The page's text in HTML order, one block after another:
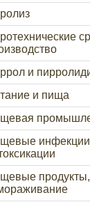
и
и пища
продукты,